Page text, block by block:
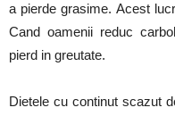
a pierde grasime. Acest
Cand oamenii reduc
pierd in greutate.
Dietele cu continut scazut